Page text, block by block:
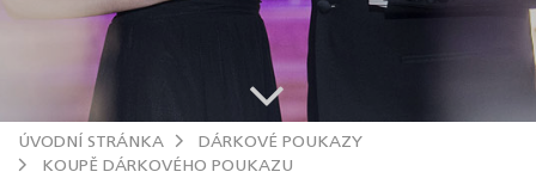
.
ÚVODNÍ STRÁNKA
DÁRKOVÉ POUKAZY
KOUPĚ DÁRKOVÉHO POUKAZU